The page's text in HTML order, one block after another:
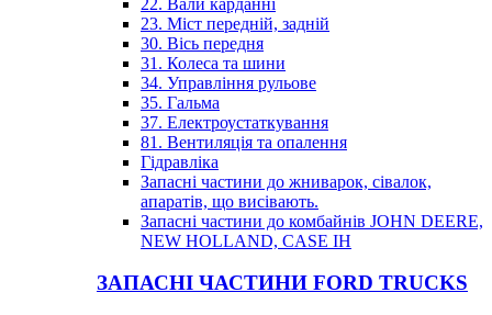
23. Міст передній, задній
30. Вісь передня
31. Колеса та шини
34. Управління рульове
35. Гальма
37. Електроустаткування
81. Вентиляція та опалення
Гідравліка
Запасні частини до жниварок, сівалок,
апаратів, що висівають.
Запасні частини до комбайнів JOHN DEERE,
NEW HOLLAND, CASE IH
ЗАПАСНІ ЧАСТИНИ FORD TRUCKS